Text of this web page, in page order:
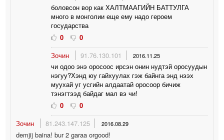
боловсон вор как ХАЛТМААГИЙН БАТТУЛГА
много в монголии еще ему надо героем
государства
0
0
Зочин
91.76.130.101 2016.11.25
чи одоо энэ оросоос ирсэн онин нудтэй оросуудын
нэгуу?Хэнд юу гайхуулах гэж байнга энд нээх
муухай уг усгийн алдаатай оросоор бичиж
тэнэгтээд байдаг мал вэ чи!
0
0
Зочин
81.243.147.125 2016.08.29
demjij baina! bur 2 garaa orgood!